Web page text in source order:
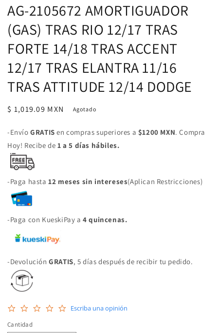
1
en
ventana
modal
AG-2105672 AMORTIGUADOR
(GAS) TRAS RIO 12/17 TRAS
FORTE 14/18 TRAS ACCENT
12/17 TRAS ELANTRA 11/16
TRAS ATTITUDE 12/14 DODGE
Precio
$ 1,019.09 MXN Agotado
-EnvíoGRATIS en compras superiores a $1200 MXN. Compra
Hoy! Recibe de 1 a 5 días hábiles.
-Paga hasta12 meses sin intereses(Aplican Restricciones)
-Paga con KueskiPay a4 quincenas.
-DevoluciónGRATIS, 5 días después de recibir tu pedido.
0.0
Escriba una opinión
Cantidad